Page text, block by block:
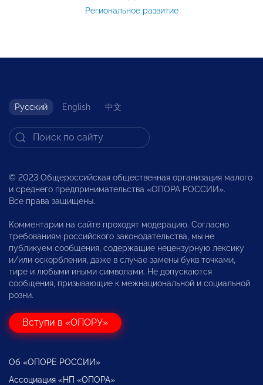
Региональное развитие
Русский English 中文
© 2023 Общероссийская общественная организация малого
и среднего предпринимательства «ОПОРА РОССИИ».
Все права защищены.
Комментарии на сайте проходят модерацию. Согласно
требованиям российского законодательства, мы не
публикуем сообщения, содержащие нецензурную лексику
и/или оскорбления, даже в случае замены букв точками,
тире и любыми иными символами. Не допускаются
сообщения, призывающие к межнациональной и социальной
розни.
Вступи в «ОПОРУ»
Об «ОПОРЕ РОССИИ»
Ассоциация «НП «ОПОРА»